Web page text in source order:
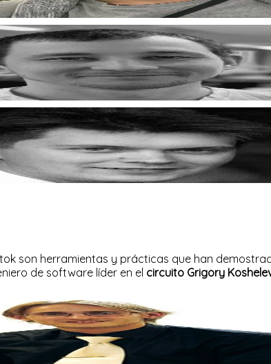
son herramientas y prácticas que han
de software líder en el circuito Grigory